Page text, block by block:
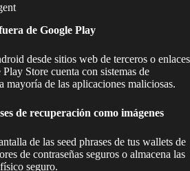
de Google Play
desde sitios web de terceros o enlaces
Store cuenta con sistemas de
mayoría de las aplicaciones maliciosas.
de recuperación como imágenes
de las seed phrases de tus wallets de
de contraseñas seguros o almacena las
seguro.